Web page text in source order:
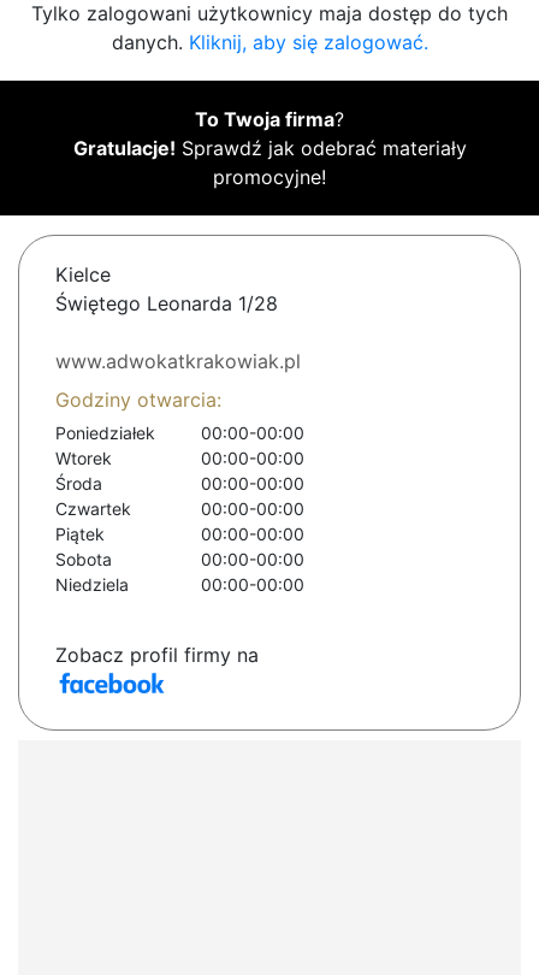
Tylko zalogowani użytkownicy maja dostęp do tych
danych. Kliknij, aby się zalogować.
To Twoja firma?
Gratulacje! Sprawdź jak odebrać materiały
promocyjne!
Kielce
Świętego Leonarda 1/28
www.adwokatkrakowiak.pl
Godziny otwarcia:
Poniedziałek
00:00-00:00
Wtorek
00:00-00:00
Środa
00:00-00:00
Czwartek
00:00-00:00
Piątek
00:00-00:00
Sobota
00:00-00:00
Niedziela
00:00-00:00
Zobacz profil firmy na